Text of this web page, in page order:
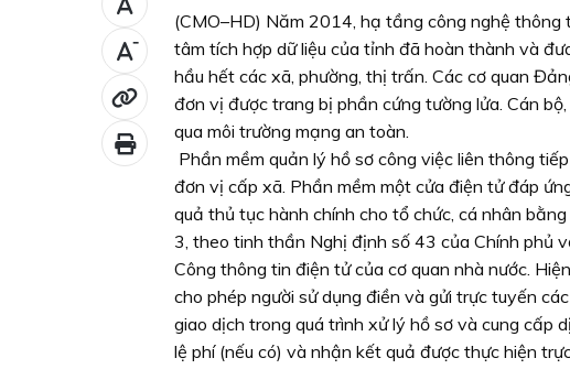
-
(CMO–HD) Năm 2014, hạ tầng công nghệ
tâm tích hợp dữ liệu của tỉnh đã hoàn thành và
hầu hết các xã, phường, thị trấn. Các cơ quan
đơn vị được trang bị phần cứng tường lửa. Cán
qua môi trường mạng an toàn.
Phần mềm quản lý hồ sơ công việc liên thông
đơn vị cấp xã. Phần mềm một cửa điện tử đáp
quả thủ tục hành chính cho tổ chức, cá nhân
3, theo tinh thần Nghị định số 43 của Chính phủ
Công thông tin điện tử của cơ quan nhà nước.
cho phép người sử dụng điền và gửi trực tuyến
giao dịch trong quá trình xử lý hồ sơ và cung cấp
lệ phí (nếu có) và nhận kết quả được thực hiện